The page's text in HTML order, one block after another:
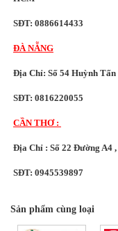
SĐT: 0886614433
ĐÀ NẴNG
Địa Chỉ: Số 54 Huỳnh Tấn
SĐT: 0816220055
CẦN THƠ :
Địa Chỉ : Số 22 Đường A4
SĐT: 0945539897
Sản phẩm cùng loại